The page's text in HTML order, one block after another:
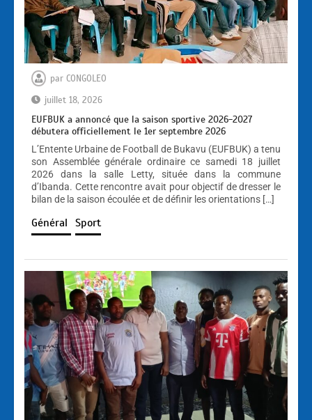
par CONGOLEO
juillet 18, 2026
EUFBUK a annoncé que la saison sportive 2026-2027
débutera officiellement le 1er septembre 2026
L’Entente Urbaine de Football de Bukavu (EUFBUK) a tenu
son Assemblée générale ordinaire ce samedi 18 juillet
2026 dans la salle Letty, située dans la commune
d’Ibanda. Cette rencontre avait pour objectif de dresser le
bilan de la saison écoulée et de définir les orientations […]
Général Sport